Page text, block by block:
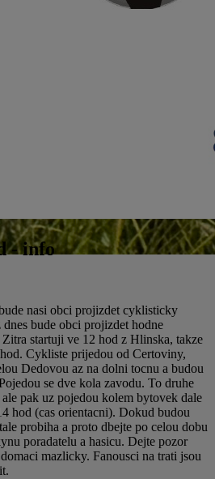
- info
nasi obci projizdet cyklisticky
bude obci projizdet hodne
startuji ve 12 hod z Hlinska, takze
Cykliste prijedou od Certoviny,
Dedovou az na dolni tocnu a budou
se dve kola zavodu. To druhe
pak uz pojedou kolem bytovek dale
hod (cas orientacni). Dokud budou
probiha a proto dbejte po celou dobu
poradatelu a hasicu. Dejte pozor
mazlicky. Fanousci na trati jsou